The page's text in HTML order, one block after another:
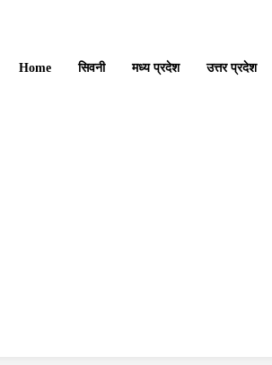
Home सिवनी मध्य प्रदेश उत्तर प्रदेश